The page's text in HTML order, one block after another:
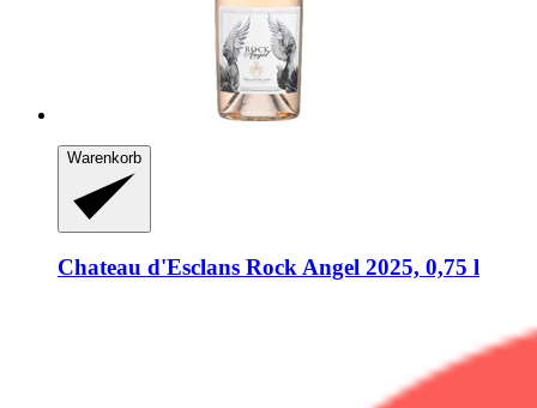
Warenkorb
Chateau d'Esclans Rock Angel 2025, 0,75 l